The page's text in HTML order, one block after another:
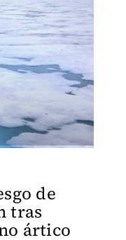
de
tras
ártico